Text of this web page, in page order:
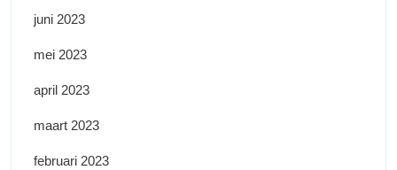
juni 2023
mei 2023
april 2023
maart 2023
februari 2023